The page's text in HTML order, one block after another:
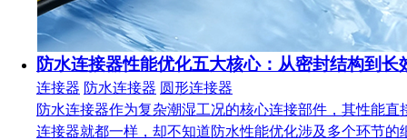
防水连接器性能优化五大核心：从密封结构到长
连接器 防水连接器 圆形连接器
防水连接器作为复杂潮湿工况的核心连接部件，其性能
连接器就都一样，却不知道防水性能优化涉及多个环节的